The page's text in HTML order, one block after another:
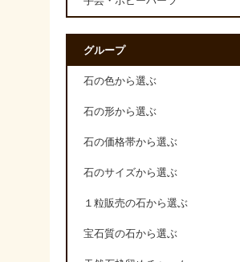
グループ
石の色から選ぶ
石の形から選ぶ
石の価格帯から選ぶ
石のサイズから選ぶ
１粒販売の石から選ぶ
宝石質の石から選ぶ